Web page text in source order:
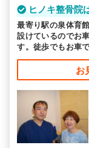
ヒノキ整骨院
最寄り駅の泉体育
設けているのでお
す。徒歩でもお車
お